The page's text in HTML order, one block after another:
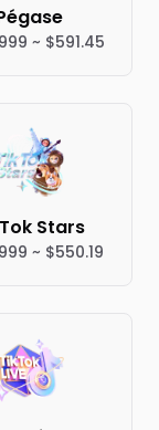
~ $591.45
Stars
~ $550.19